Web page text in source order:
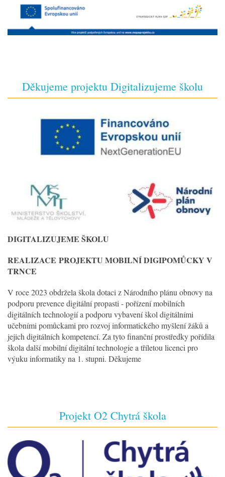
Děkujeme projektu Digitalizujeme školu
DIGITALIZUJEME ŠKOLU
REALIZACE PROJEKTU MOBILNÍ DIGIPOMŮCKY V
TRNCE
V roce 2023 obdržela škola dotaci z Národního plánu obnovy na
podporu prevence digitální propasti - pořízení mobilních
digitálních technologií a podporu vybavení škol digitálními
učebními pomůckami pro rozvoj informatického myšlení žáků a
jejich digitálních kompetencí. Za tyto finanční prostředky pořídila
škola další mobilní digitální technologie a tříletou licenci pro
výuku informatiky na 1. stupni. Děkujeme
Projekt O2 Chytrá škola